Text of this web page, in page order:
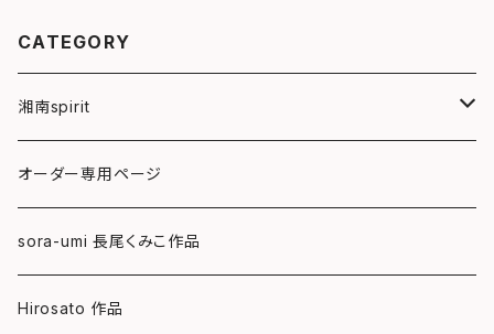
CATEGORY
湘南spirit
ポストカード
グリーティングカード
クリアファイル
オーダー専用ページ
sora-umi 長尾くみこ作品
Hirosato 作品